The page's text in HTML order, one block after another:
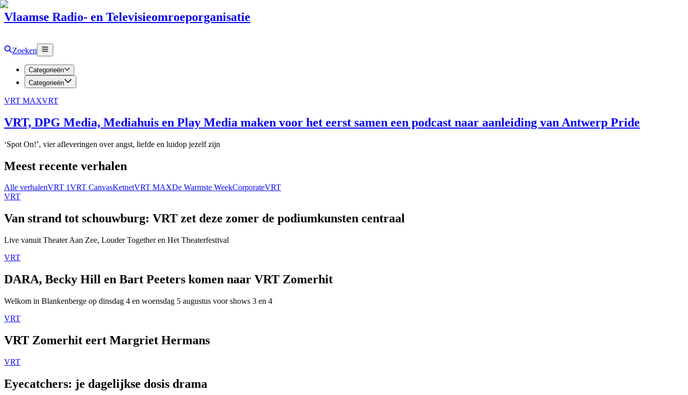
Vlaamse Radio- en Televisieomroeporganisatie
Zoeken
Categorieën
Categorieën
VRT MAXVRT
VRT, DPG Media, Mediahuis en Play Media maken voor het eerst samen een podcast naar aanleiding van Antwerp Pride
‘Spot On!’, vier afleveringen over angst, liefde en luidop jezelf zijn
Meest recente verhalen
Alle verhalenVRT 1VRT CanvasKetnetVRT MAXDe Warmste WeekCorporateVRT
VRT
Van strand tot schouwburg: VRT zet deze zomer de podiumkunsten centraal
Live vanuit Theater Aan Zee, Louder Together en Het Theaterfestival
VRT
DARA, Becky Hill en Bart Peeters komen naar VRT Zomerhit
Welkom in Blankenberge op dinsdag 4 en woensdag 5 augustus voor shows 3 en 4
VRT
VRT Zomerhit eert Margriet Hermans
VRT
Eyecatchers: je dagelijkse dosis drama